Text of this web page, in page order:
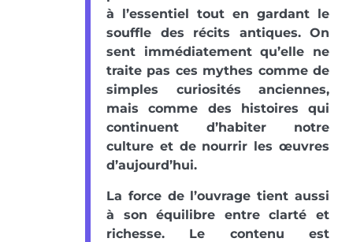
à l’essentiel tout en gardant le
souffle des récits antiques. On
sent immédiatement qu’elle ne
traite pas ces mythes comme de
simples curiosités anciennes,
mais comme des histoires qui
continuent d’habiter notre
culture et de nourrir les œuvres
d’aujourd’hui.
La force de l’ouvrage tient aussi
à son équilibre entre clarté et
richesse. Le contenu est